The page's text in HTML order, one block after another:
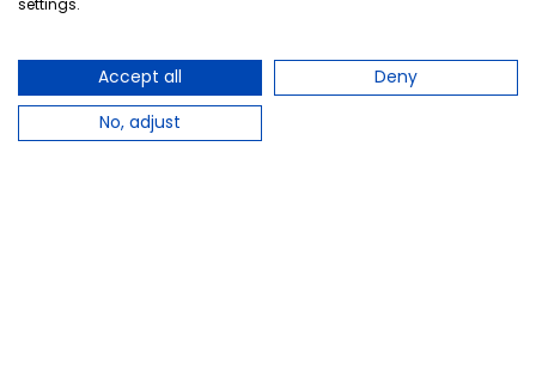
settings.
Accept all
Deny
No, adjust